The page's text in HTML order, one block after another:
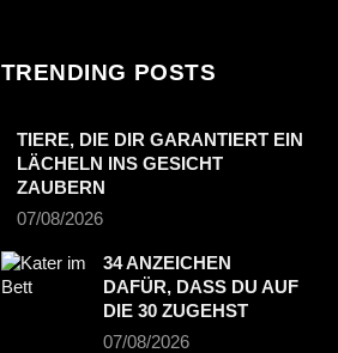
TRENDING POSTS
TIERE, DIE DIR GARANTIERT EIN
LÄCHELN INS GESICHT
ZAUBERN
07/08/2026
34 ANZEICHEN
DAFÜR, DASS DU AUF
DIE 30 ZUGEHST
07/08/2026